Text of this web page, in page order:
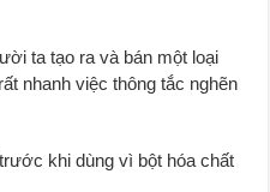
ta tạo ra và bán một loại
nhanh việc thông tắc nghẽn
khi dùng vì bột hóa chất